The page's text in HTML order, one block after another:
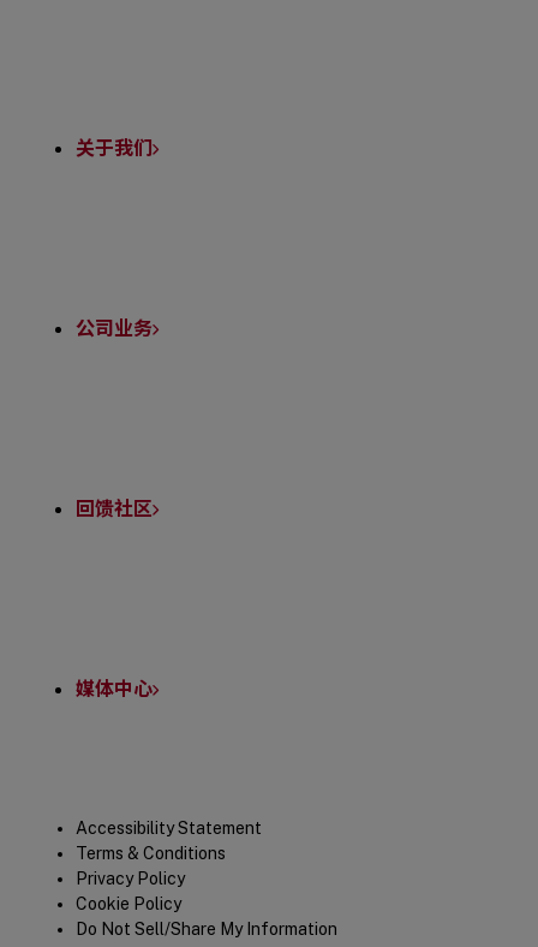
关于我们
公司业务
回馈社区
媒体中心
LegalAccessibility Statement
Terms & Conditions
Privacy Policy
Cookie Policy
Do Not Sell/Share My Information